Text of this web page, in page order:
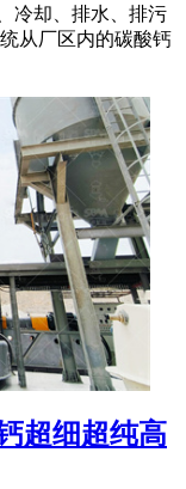
冷却、排水、排污
从厂区内的碳酸钙
超细超纯高